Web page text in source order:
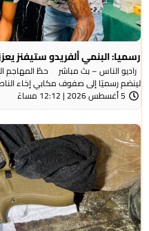
رسميا: البنمي ألفريدو ستيفنز
راديو الناس – بث مباشر حطّ المهاجم
لينضم رسميًا إلى صفوف مكابي إخاء
5 أغسطس 2026 | 12:12 مساءً